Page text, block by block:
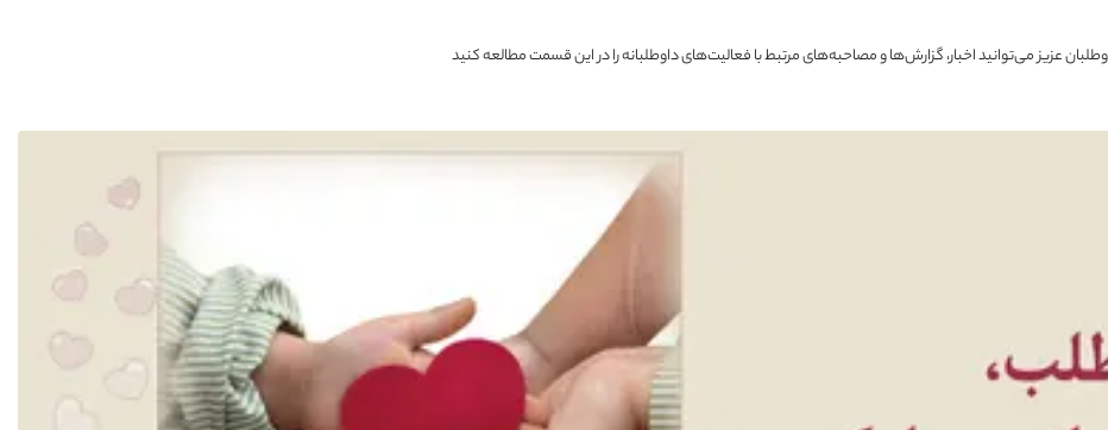
عزیز می‌توانید اخبار، گزارش‌ها و مصاحبه‌های مرتبط با فعالیت‌های داوطلبانه را در این قسمت مطالعه کنید